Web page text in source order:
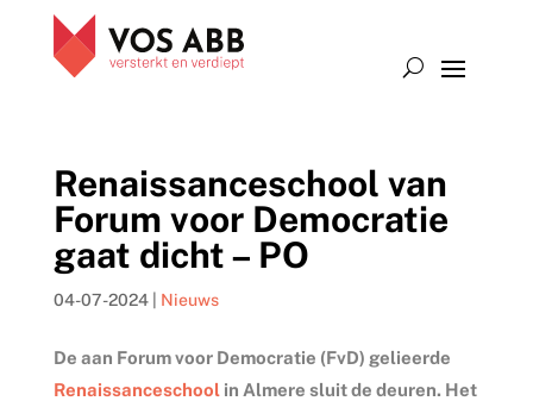
Renaissanceschool van
Forum voor Democratie
gaat dicht – PO
04-07-2024| Nieuws
De aan Forum voor Democratie (FvD) gelieerde
Renaissanceschoolin Almere sluit de deuren. Het